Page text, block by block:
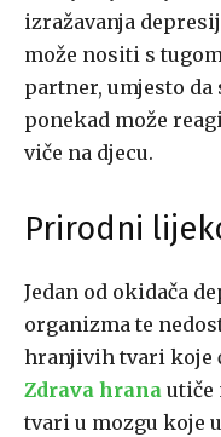
izražavanja
može nositi s
partner, umjesto
ponekad može
viče na djecu.
Prirodni
Jedan od okidača
organizma te
hranjivih tvari koje
Zdrava hrana utiče
tvari u mozgu koje